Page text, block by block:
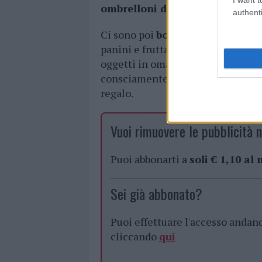
ombrelloni da spiaggia
Ci sono poi borracce, borse e
panini e frutta mentre si è in
oggetti in omaggio, magari
consciamente noteranno il logo.
regalo.
Vuoi rimuovere le pubblicità
Puoi abbonarti a soli € 1,10 al
Sei già abbonato?
Puoi effettuare l'accesso
cliccando qui